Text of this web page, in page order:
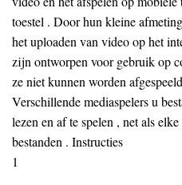
toestel . Door hun kleine
het uploaden van video op het
zijn ontworpen voor gebruik op
ze niet kunnen worden
Verschillende mediaspelers u
lezen en af te spelen , net als
bestanden . Instructies
1